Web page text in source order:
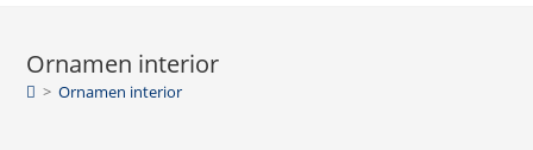
Ornamen interior
> Ornamen interior